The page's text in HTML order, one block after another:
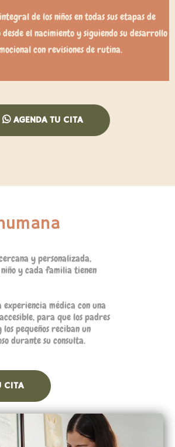
de los niños en todas sus etapas de
el nacimiento y siguiendo su desarrollo
con revisiones de rutina.
AGENDA TU CITA
y personalizada,
y cada familia tienen
médica con una
para que los padres
pequeños reciban un
durante su consulta.
CITA